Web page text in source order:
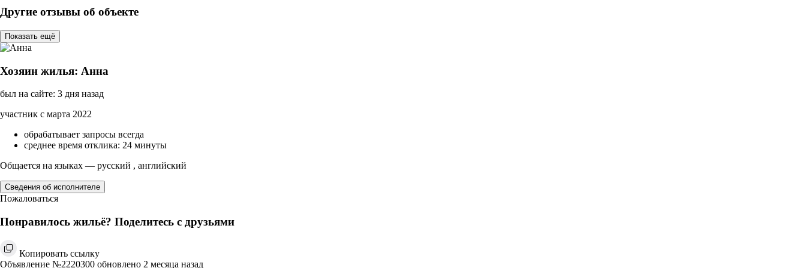
Другие отзывы об объекте
Показать ещё
Хозяин жилья: Анна
был на сайте: 3 дня назад
участник с марта 2022
обрабатывает запросы всегда
среднее время отклика: 24 минуты
Общается на языках — русский , английский
Сведения об исполнителе
Пожаловаться
Понравилось жильё? Поделитесь с друзьями
Копировать ссылку
Объявление №2220300 обновлено 2 месяца назад